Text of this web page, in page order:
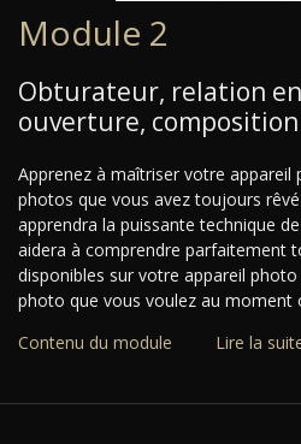
Module 2
Obturateur, relation
ouverture, composition
Apprenez à maîtriser votre appareil
photos que vous avez toujours
apprendra la puissante technique
aidera à comprendre parfaitement
disponibles sur votre appareil
photo que vous voulez au moment
Contenu du module
Lire la